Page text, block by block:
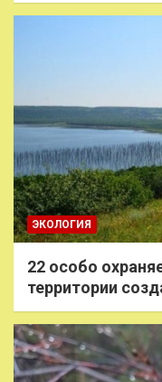
ЭКОЛОГИЯ
22 особо
территории